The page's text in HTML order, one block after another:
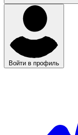
Войти в профиль